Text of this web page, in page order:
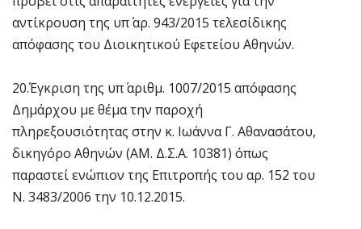
αντίκρουση της υπ΄ αρ. 943/2015 τελεσίδικης
απόφασης του Διοικητικού Εφετείου Αθηνών.
20.Έγκριση της υπ΄ αριθμ. 1007/2015 απόφασης
Δημάρχου με θέμα την παροχή
πληρεξουσιότητας στην κ. Ιωάννα Γ. Αθανασάτου,
δικηγόρο Αθηνών (ΑΜ. Δ.Σ.Α. 10381) όπως
παραστεί ενώπιον της Επιτροπής του αρ. 152 του
Ν. 3483/2006 την 10.12.2015.